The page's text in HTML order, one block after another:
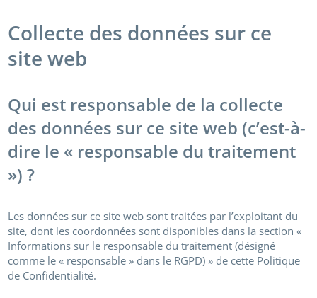
Collecte des données sur ce
site web
Qui est responsable de la collecte
des données sur ce site web (c’est-à-
dire le « responsable du traitement
») ?
Les données sur ce site web sont traitées par l’exploitant du
site, dont les coordonnées sont disponibles dans la section «
Informations sur le responsable du traitement (désigné
comme le « responsable » dans le RGPD) » de cette Politique
de Confidentialité.